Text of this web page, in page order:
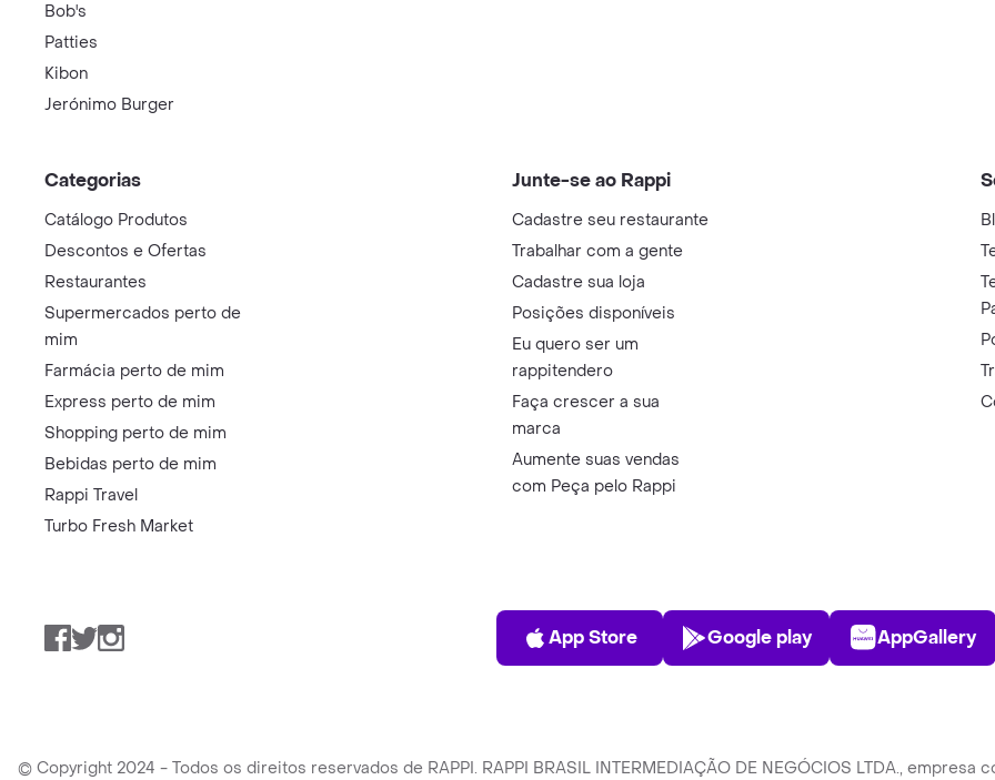
Bob's
Patties
Kibon
Jerónimo Burger
Categorias
Catálogo Produtos
Descontos e Ofertas
Restaurantes
Supermercados perto de
mim
Farmácia perto de mim
Express perto de mim
Shopping perto de mim
Bebidas perto de mim
Rappi Travel
Turbo Fresh Market
Junte-se ao Rappi
Cadastre seu restaurante
Trabalhar com a gente
Cadastre sua loja
Posições disponíveis
Eu quero ser um
rappitendero
Faça crescer a sua
marca
Aumente suas vendas
com Peça pelo Rappi
Facebook
TwitterInstagram
App Store
App Store
Play Store
Google play AppGallery
© Copyright 2024 - Todos os direitos reservados de RAPPI. RAPPI BRASIL INTERMEDIAÇÃO DE NEGÓCIOS LTDA., empresa